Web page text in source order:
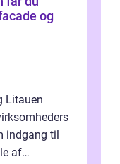
og
Litauen
indgang til
af